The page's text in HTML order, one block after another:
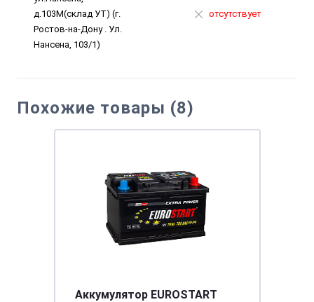
д.103М(склад УТ) (г.
Ростов-на-Дону . Ул.
Нансена, 103/1)
отсутствует
Похожие товары (8)
Аккумулятор EUROSTART